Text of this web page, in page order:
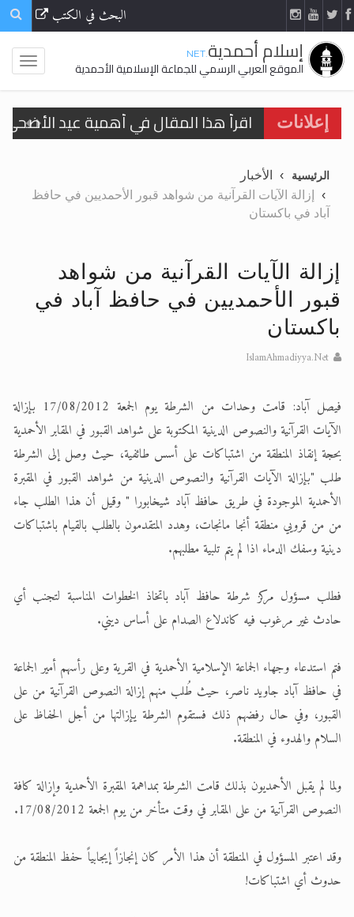
البحث في الكتب
إسلام أحمدية.NET
الموقع العربي الرسمي للجماعة الإسلامية الأحمدية
إعلانات
اقرأ هذا المقال في أهمية عيد
تعميم هامّ لأفراد الجماعة >> المزيد
تعميم هامّ لأفراد الجماعة >> المزيد
اقرأ هذا الكتاب وتعرّف على حقيقة
اقرأ هذا المقال في أهمية عيد
الرئيسية
الأخبار
إزالة الآيات القرآنية من شواهد قبور الأحمديين في حافظ
آباد في باكستان
إزالة الآيات القرآنية من شواهد
قبور الأحمديين في حافظ آباد في
باكستان
IslamAhmadiyya.Net
فيصل آباد: قامت وحدات من الشرطة يوم الجمعة 17/08/2012 بإزالة
الآيات القرآنية والنصوص الدينية المكتوبة على شواهد القبور في المقابر الأحمدية
بحجة إنقاذ المنطقة من اشتباكات على أسس طائفية، حيث وصل إلى الشرطة
طلب "بإزالة الآيات القرآنية والنصوص الدينية من شواهد القبور في المقبرة
الأحمدية الموجودة في طريق حافظ آباد شيخابورا " وقيل أن هذا الطلب جاء
من من قرويي منطقة أنجا مانجات، وهدد المتقدمون بالطلب بالقيام باشتباكات
دينية وسفك الدماء اذا لم يتم تلبية مطلبهم.
فطلب مسؤول مركز شرطة حافظ آباد باتخاذ الخطوات المناسبة لتجنب أي
حادث غير مرغوب فيه كاندلاع الصدام على أساس ديني.
فتم استدعاء وجهاء الجماعة الإسلامية الأحمدية في القرية وعلى رأسهم أمير الجماعة
في حافظ آباد جاويد ناصر، حيث طُلب منهم إزالة النصوص القرآنية من على
القبور، وفي حال رفضهم ذلك فستقوم الشرطة يإزالتها من أجل الحفاظ على
السلام والهدوء في المنطقة.
ولما لم يقبل الأحمديون بذلك قامت الشرطة بمداهمة المقبرة الأحمدية وإزالة كافة
النصوص القرآنية من على المقابر في وقت متأخر من يوم الجمعة 17/08/2012.
وقد اعتبر المسؤول في المنطقة أن هذا الأمر كان إنجازاً إيجابياً حفظ المنطقة من
حدوث أي اشتباكات!